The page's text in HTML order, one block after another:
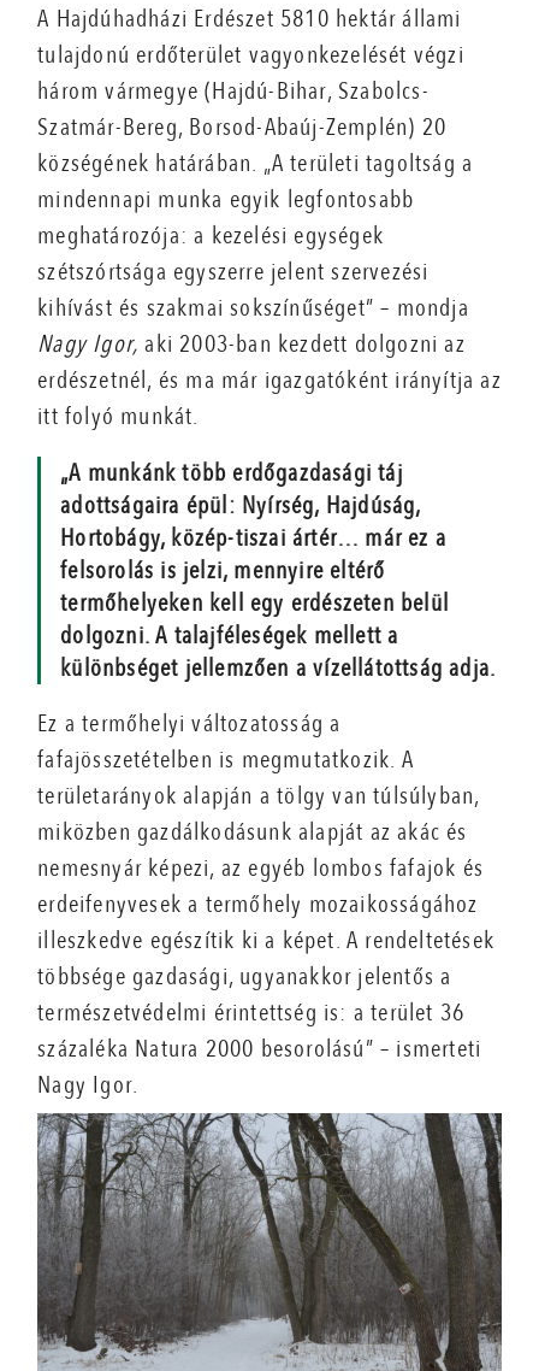
A Hajdúhadházi Erdészet 5810 hektár állami
tulajdonú erdőterület vagyonkezelését végzi
három vármegye (Hajdú-Bihar, Szabolcs-
Szatmár-Bereg, Borsod-Abaúj-Zemplén) 20
községének határában. „A területi tagoltság a
mindennapi munka egyik legfontosabb
meghatározója: a kezelési egységek
szétszórtsága egyszerre jelent szervezési
kihívást és szakmai sokszínűséget” – mondja
Nagy Igor, aki 2003-ban kezdett dolgozni az
erdészetnél, és ma már igazgatóként irányítja az
itt folyó munkát.
„A munkánk több erdőgazdasági táj
adottságaira épül: Nyírség, Hajdúság,
Hortobágy, közép-tiszai ártér… már ez a
felsorolás is jelzi, mennyire eltérő
termőhelyeken kell egy erdészeten belül
dolgozni. A talajféleségek mellett a
különbséget jellemzően a vízellátottság adja.
Ez a termőhelyi változatosság a
fafajösszetételben is megmutatkozik. A
területarányok alapján a tölgy van túlsúlyban,
miközben gazdálkodásunk alapját az akác és
nemesnyár képezi, az egyéb lombos fafajok és
erdeifenyvesek a termőhely mozaikosságához
illeszkedve egészítik ki a képet. A rendeltetések
többsége gazdasági, ugyanakkor jelentős a
természetvédelmi érintettség is: a terület 36
százaléka Natura 2000 besorolású” – ismerteti
Nagy Igor.